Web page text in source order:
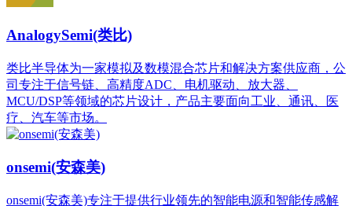
AnalogySemi(类比)
类比半导体为一家模拟及数模混合芯片和解决方案供应商，公
司专注于信号链、高精度ADC、电机驱动、放大器、
MCU/DSP等领域的芯片设计，产品主要面向工业、通讯、医
疗、汽车等市场。
onsemi(安森美)
onsemi(安森美)专注于提供行业领先的智能电源和智能传感解